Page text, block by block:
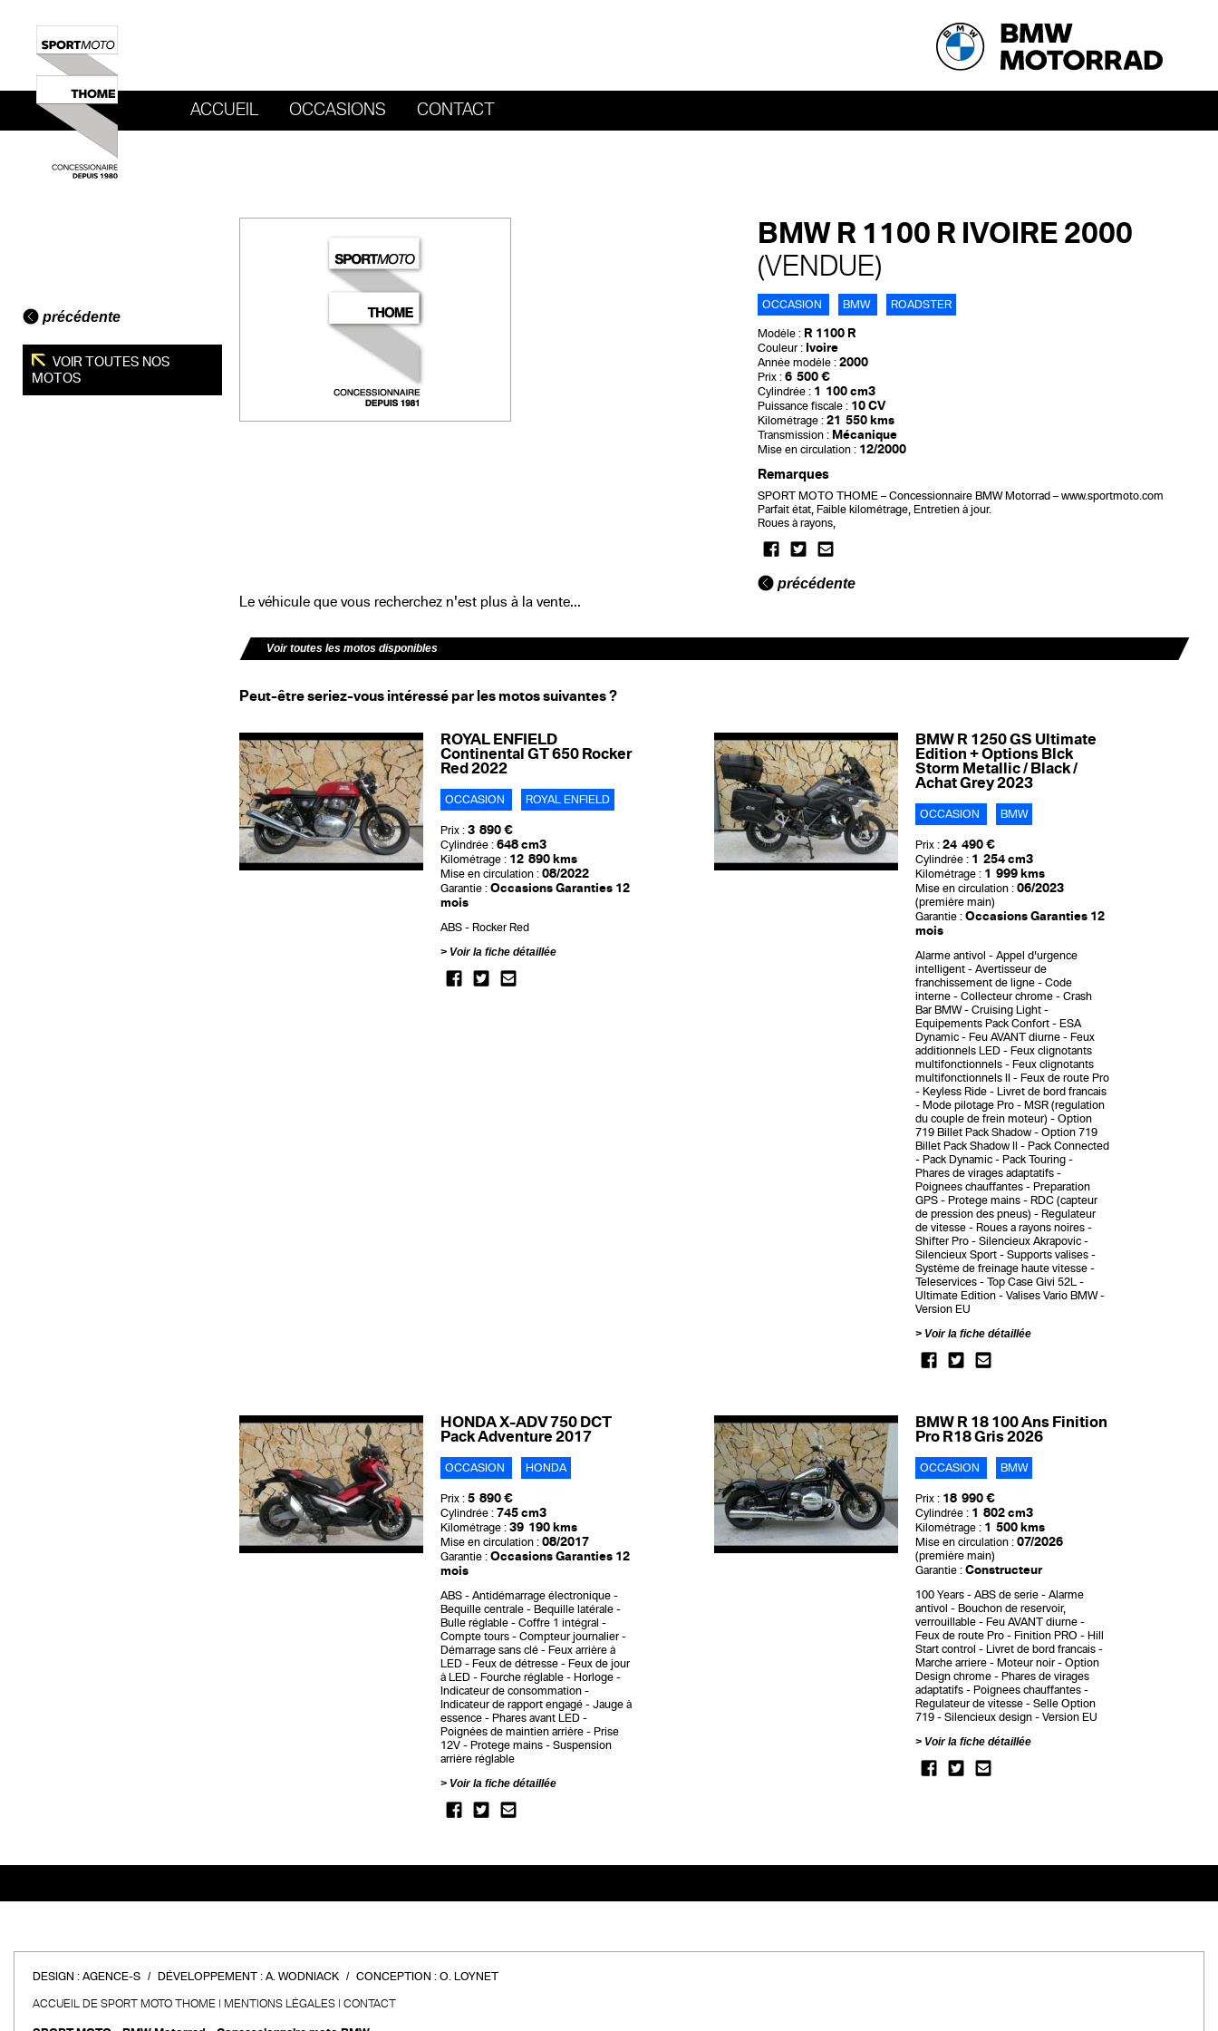
ACCUEIL OCCASIONS CONTACT
précédente
VOIR TOUTES NOS
MOTOS
BMW R 1100 R IVOIRE 2000
(VENDUE)
OCCASION BMW ROADSTER
Modèle : R 1100 R
Couleur : Ivoire
Année modèle : 2000
Prix : 6 500 €
Cylindrée : 1 100 cm3
Puissance fiscale : 10 CV
Kilométrage : 21 550 kms
Transmission : Mécanique
Mise en circulation : 12/2000
Remarques
SPORT MOTO THOME – Concessionnaire BMW Motorrad – www.sportmoto.com
Parfait état, Faible kilométrage, Entretien à jour.
Roues à rayons,
précédente
Le véhicule que vous recherchez n'est plus à la vente...
Voir toutes les motos disponibles
Peut-être seriez-vous intéressé par les motos suivantes ?
ROYAL ENFIELD
Continental GT 650 Rocker
Red 2022
OCCASION ROYAL ENFIELD
Prix : 3 890 €
Cylindrée : 648 cm3
Kilométrage : 12 890 kms
Mise en circulation : 08/2022
Garantie : Occasions Garanties 12
mois
ABS
Rocker Red
Voir la fiche détaillée
BMW R 1250 GS Ultimate
Edition + Options Blck
Storm Metallic / Black /
Achat Grey 2023
OCCASION BMW
Prix : 24 490 €
Cylindrée : 1 254 cm3
Kilométrage : 1 999 kms
Mise en circulation : 06/2023
(première main)
Garantie : Occasions Garanties 12
mois
Alarme antivol
Appel d'urgence
intelligent
Avertisseur de
franchissement de ligne
Code
interne
Collecteur chrome
Crash
Bar BMW
Cruising Light
Equipements Pack Confort
ESA
Dynamic
Feu AVANT diurne
Feux
additionnels LED
Feux clignotants
multifonctionnels
Feux clignotants
multifonctionnels II
Feux de route Pro
Keyless Ride
Livret de bord francais
Mode pilotage Pro
MSR (regulation
du couple de frein moteur)
Option
719 Billet Pack Shadow
Option 719
Billet Pack Shadow II
Pack Connected
Pack Dynamic
Pack Touring
Phares de virages adaptatifs
Poignees chauffantes
Preparation
GPS
Protege mains
RDC (capteur
de pression des pneus)
Regulateur
de vitesse
Roues a rayons noires
Shifter Pro
Silencieux Akrapovic
Silencieux Sport
Supports valises
Système de freinage haute vitesse
Teleservices
Top Case Givi 52L
Ultimate Edition
Valises Vario BMW
Version EU
Voir la fiche détaillée
HONDA X-ADV 750 DCT
Pack Adventure 2017
OCCASION HONDA
Prix : 5 890 €
Cylindrée : 745 cm3
Kilométrage : 39 190 kms
Mise en circulation : 08/2017
Garantie : Occasions Garanties 12
mois
ABS
Antidémarrage électronique
Bequille centrale
Bequille latérale
Bulle réglable
Coffre 1 intégral
Compte tours
Compteur journalier
Démarrage sans clé
Feux arrière à
LED
Feux de détresse
Feux de jour
à LED
Fourche réglable
Horloge
Indicateur de consommation
Indicateur de rapport engagé
Jauge à
essence
Phares avant LED
Poignées de maintien arrière
Prise
12V
Protege mains
Suspension
arrière réglable
Voir la fiche détaillée
BMW R 18 100 Ans Finition
Pro R18 Gris 2026
OCCASION BMW
Prix : 18 990 €
Cylindrée : 1 802 cm3
Kilométrage : 1 500 kms
Mise en circulation : 07/2026
(première main)
Garantie : Constructeur
100 Years ABS de serie
Alarme
antivol
Bouchon de reservoir,
verrouillable
Feu AVANT diurne
Feux de route Pro
Finition PRO
Hill
Start control
Livret de bord francais
Marche arriere
Moteur noir
Option
Design chrome
Phares de virages
adaptatifs
Poignees chauffantes
Regulateur de vitesse
Selle Option
719
Silencieux design
Version EU
Voir la fiche détaillée
DESIGN : AGENCE-S DÉVELOPPEMENT : A. WODNIACK CONCEPTION : O. LOYNET
ACCUEIL DE SPORT MOTO THOME MENTIONS LÉGALES CONTACT